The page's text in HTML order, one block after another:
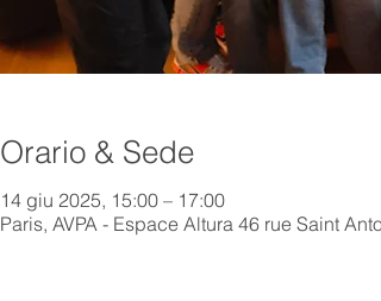
Orario & Sede
14 giu 2025, 15:00 – 17:00
Paris, AVPA - Espace Altura 46 rue Saint